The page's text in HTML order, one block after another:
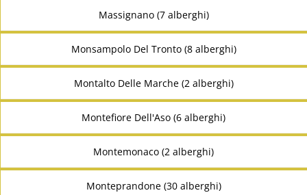
Massignano (7 alberghi)
Monsampolo Del Tronto (8 alberghi)
Montalto Delle Marche (2 alberghi)
Montefiore Dell'Aso (6 alberghi)
Montemonaco (2 alberghi)
Monteprandone (30 alberghi)